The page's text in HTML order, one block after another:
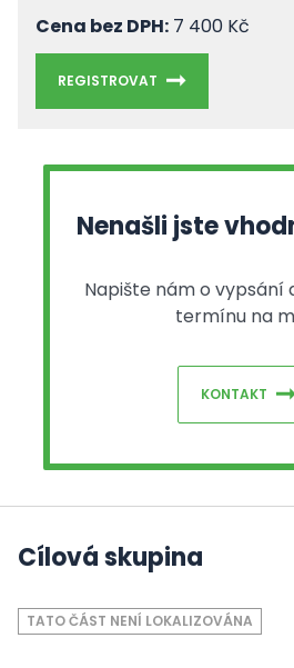
Cena bez DPH: 7 400 Kč
REGISTROVAT
Nenašli jste
Napište nám o
termínu na
KONTAKT
Cílová skupina
TATO ČÁST NENÍ LOKALIZOVÁNA